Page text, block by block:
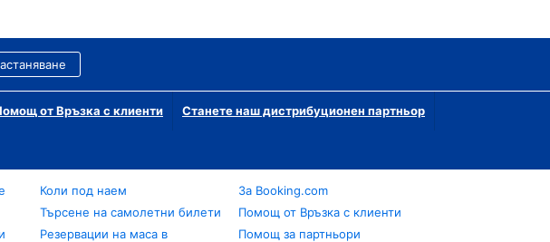
от Връзка с клиенти Станете наш дистрибуционен партньор
Коли под наем
Търсене на самолетни билети
Резервации на маса в
За Booking.com
Помощ от Връзка с клиенти
Помощ за партньори